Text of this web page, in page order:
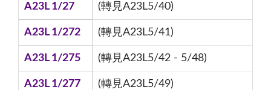
A23L 1/27 (轉見A23L5/40)
A23L 1/272 (轉見A23L5/41)
A23L 1/275 (轉見A23L5/42 - 5/48)
A23L 1/277 (轉見A23L5/49)